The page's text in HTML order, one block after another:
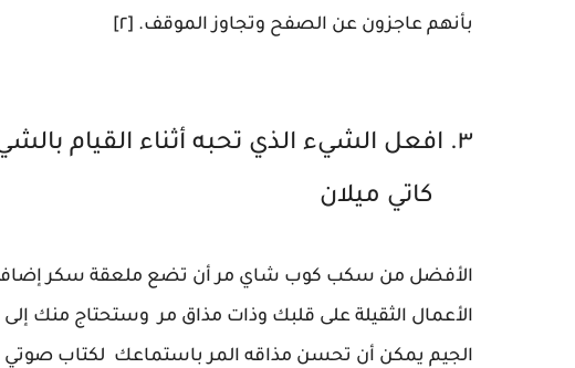
بأنهم عاجزون عن الصفح وتجاوز الموقف. [٢]
٣. افعل الشيء الذي تحبه أثناء
كاتي ميلان
الأفضل من سكب كوب شاي مر أن تضع ملعقة سكر
الأعمال الثقيلة على قلبك وذات مذاق مر وستحتاج منك
الجيم يمكن أن تحسن مذاقه المر باستماعك لكتاب صوتي